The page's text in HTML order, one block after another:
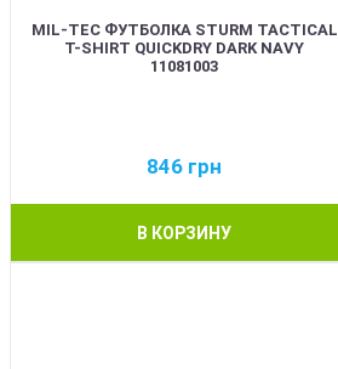
MIL-TEC ФУТБОЛКА STURM TACTICAL
T-SHIRT QUICKDRY DARK NAVY
11081003
846 грн
В КОРЗИНУ